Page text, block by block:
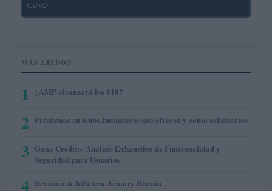
(LUNC)
MÁS LEÍDOS
1 ¿AMP alcanzará los $10?
2 Préstamos en Kubo.financiero: qué ofrecen y cómo solicitarlos
3 Gana Crédito: Análisis Exhaustivo de Funcionalidad y
Seguridad para Usuarios
4 Revisión de billetera Armory Bitcoin